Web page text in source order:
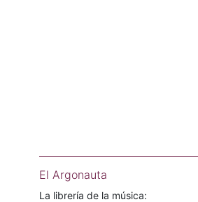
El Argonauta
La librería de la música: